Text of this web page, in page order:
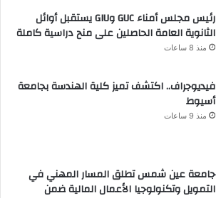
رئيس مجلس أمناء GUC وGIU يستقبل أوائل
الثانوية العامة الحاصلين على منح دراسية كاملة
منذ 8 ساعات
فيديوجراف.. اكتشف تميز كلية الهندسة بجامعة
أسيوط
منذ 9 ساعات
جامعة عين شمس تطلق المسار المهني في
التمويل وتكنولوجيا الأعمال المالية ضمن